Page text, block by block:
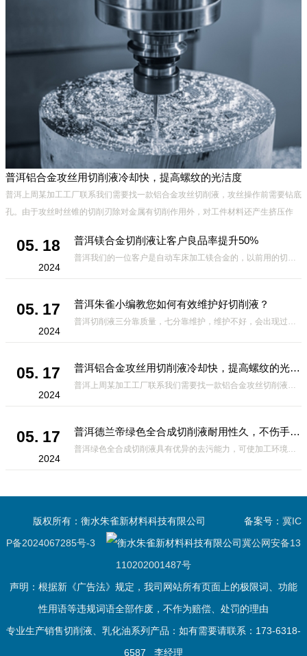
普洱铝合金攻丝用切削液冷却快，提高螺纹的光洁度
普洱上周某加工工厂联系我们需要找一款铝合金攻丝切削液，攻丝操作前需要钻底
孔。由于攻丝时丝锥的切削刃除对金属有切削作用外，对工件材料还产生挤压作
05. 18
2024
普洱镁合金切削液让客户良品率提升50%
05. 17
2024
普洱朱雀小编教您如何有效维护好切削液？
05. 17
2024
普洱铝合金攻丝用切削液冷却快，提高螺纹的光洁度
05. 17
2024
普洱德兰帝绿色全合成切削液耐用性久，不伤手无刺鼻性气味
版权所有：衡水朱雀新材料科技有限公司 备案号： 冀IC
P备2024067285号-3
冀公网安备13
110202001487号
声明：根据新《广告法》规定，我司网站所有页面上的极限词、功能
性用语等违规词语全部作废，不作为赔偿、处罚的理由
专业生产销售切削液、乳化油系列产品：如有需要请联系：173-6318-
6587 李经理